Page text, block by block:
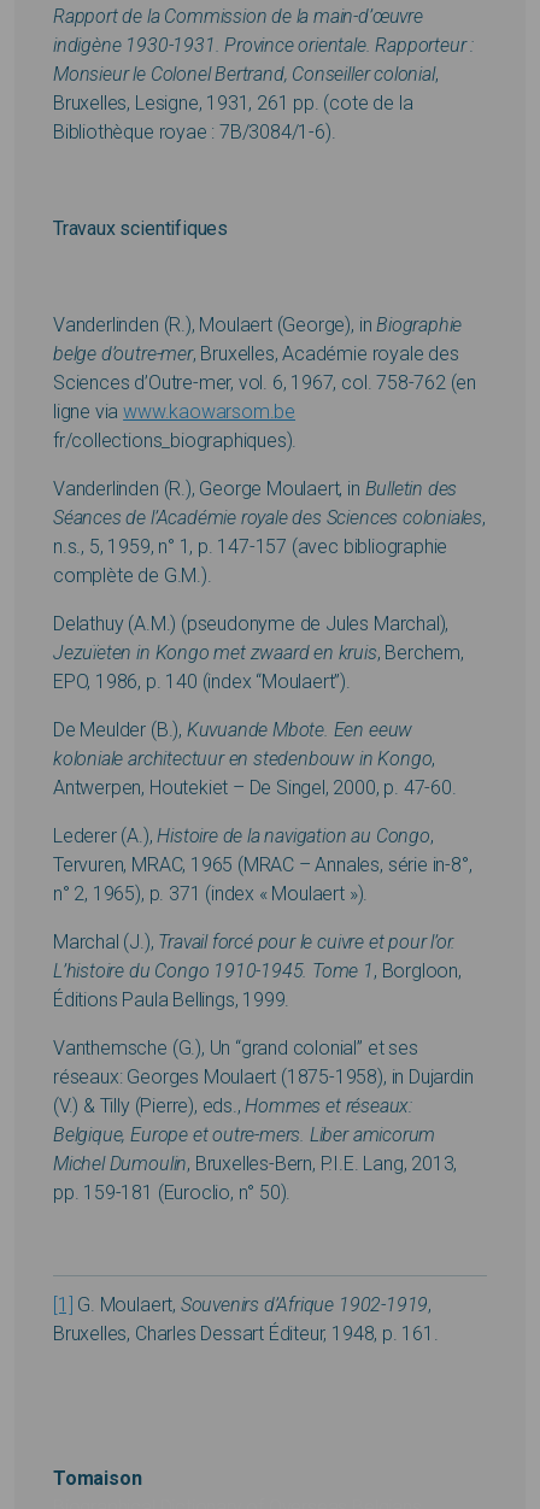
Rapport de la Commission de la main-d’œuvre
indigène 1930-1931. Province orientale. Rapporteur :
Monsieur le Colonel Bertrand, Conseiller colonial,
Bruxelles, Lesigne, 1931, 261 pp. (cote de la
Bibliothèque royae : 7B/3084/1-6).
Travaux scientifiques
Vanderlinden (R.), Moulaert (George), in Biographie
belge d’outre-mer, Bruxelles, Académie royale des
Sciences d’Outre-mer, vol. 6, 1967, col. 758-762 (en
ligne viawww.kaowarsom.be
fr/collections_biographiques).
Vanderlinden (R.), George Moulaert, in Bulletin des
Séances de l’Académie royale des Sciences coloniales,
n.s., 5, 1959, n° 1, p. 147-157 (avec bibliographie
complète de G.M.).
Delathuy (A.M.) (pseudonyme de Jules Marchal),
Jezuïeten in Kongo met zwaard en kruis, Berchem,
EPO, 1986, p. 140 (index “Moulaert”).
De Meulder (B.), Kuvuande Mbote. Een eeuw
koloniale architectuur en stedenbouw in Kongo,
Antwerpen, Houtekiet – De Singel, 2000, p. 47-60.
Lederer (A.), Histoire de la navigation au Congo,
Tervuren, MRAC, 1965 (MRAC – Annales, série in-8°,
n° 2, 1965), p. 371 (index « Moulaert »).
Marchal (J.), Travail forcé pour le cuivre et pour l’or.
L’histoire du Congo 1910-1945. Tome 1, Borgloon,
Éditions Paula Bellings, 1999.
Vanthemsche (G.), Un “grand colonial” et ses
réseaux: Georges Moulaert (1875-1958), in Dujardin
(V.) & Tilly (Pierre), eds., Hommes et réseaux:
Belgique, Europe et outre-mers. Liber amicorum
Michel Dumoulin, Bruxelles-Bern, P.I.E. Lang, 2013,
pp. 159-181 (Euroclio, n° 50).
[1] G. Moulaert, Souvenirs d’Afrique 1902-1919,
Bruxelles, Charles Dessart Éditeur, 1948, p. 161.
Tomaison